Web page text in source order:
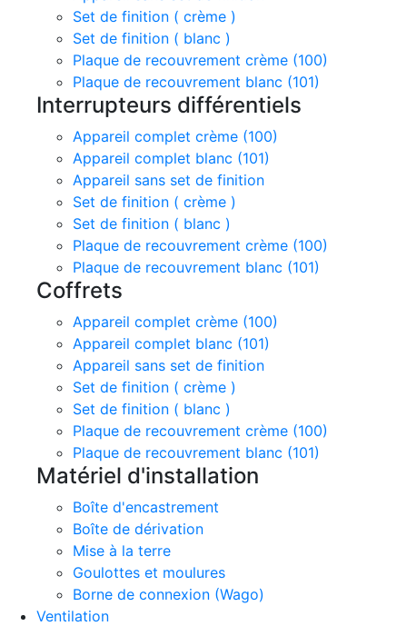
Set de finition ( crème )
Set de finition ( blanc )
Plaque de recouvrement crème (100)
Plaque de recouvrement blanc (101)
Interrupteurs différentiels
Appareil complet crème (100)
Appareil complet blanc (101)
Appareil sans set de finition
Set de finition ( crème )
Set de finition ( blanc )
Plaque de recouvrement crème (100)
Plaque de recouvrement blanc (101)
Coffrets
Appareil complet crème (100)
Appareil complet blanc (101)
Appareil sans set de finition
Set de finition ( crème )
Set de finition ( blanc )
Plaque de recouvrement crème (100)
Plaque de recouvrement blanc (101)
Matériel d'installation
Boîte d'encastrement
Boîte de dérivation
Mise à la terre
Goulottes et moulures
Borne de connexion (Wago)
Ventilation